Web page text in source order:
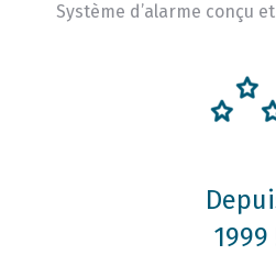
Système d’alarme conçu
1999